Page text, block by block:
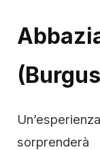
sorprenderà